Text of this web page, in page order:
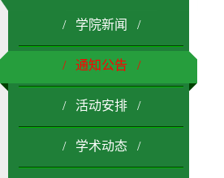
/ 学院新闻 /
/ 通知公告 /
/ 活动安排 /
/ 学术动态 /